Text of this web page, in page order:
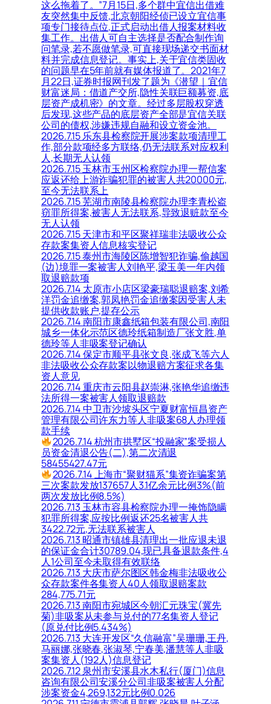
这么拖着了。”7月15日,多个群中宜信出借难
友突然集中反馈,北京朝阳经侦已设立宜信事
项专门接待点位,正式启动出借人报案材料收
集工作。出借人可自主选择是否配合制作询
问笔录,若不愿做笔录,可直接现场递交书面材
料并完成信息登记。事实上,关于宜信类固收
的问题早在5年前就有媒体报道了。2021年7
月22日,证券时报网刊发了题为《潜望｜宜信
财富迷局：借道产交所,隐性关联巨额募资,底
层资产成机密》的文章。经过多层股权穿透
后发现,这些产品的底层资产全部是宜信关联
公司的债权,涉嫌违规自融和设立资金池。
2026.7.15 乐东县检察院开展涉案款项清理工
作,部分款项经多方联络,仍无法联系对应权利
人,长期无人认领
2026.7.15 玉林市玉州区检察院办理一帮信案
应返还给上游诈骗犯罪的被害人共20000元,
至今无法联系上
2026.7.15 芜湖市南陵县检察院办理李青松盗
窃罪所得案,被害人无法联系,导致退赃款至今
无人认领
2026.7.15 天津市和平区聚祥瑞非法吸收公众
存款案集资人信息核实登记
2026.7.15 泰州市海陵区陈增智犯诈骗,偷越国
(边)境罪一案被害人刘艳平,梁玉美一年内领
取退赔款项
2026.7.14 太原市小店区梁豪瑞聪退赔案,刘希
洋罚金追缴案,郭凤艳罚金追缴案因受害人未
提供收款账户,提存公示
2026.7.14 南阳市康鑫纸箱包装有限公司,南阳
城乡一体化示范区德玲纸箱制造厂张文胜,单
德玲等人非吸案登记确认
2026.7.14 保定市顺平县张文良,张成飞等六人
非法吸收公众存款案以物退赔方案征求各集
资人意见
2026.7.14 重庆市云阳县赵崇淋,张艳华追缴违
法所得一案被害人领取退赔款
2026.7.14 中卫市沙坡头区宁夏财富恒昌资产
管理有限公司许东力等人非吸案68人办理领
款手续
2026.7.14 杭州市拱墅区“投融家”案受损人
员资金清退公告(二),第二次清退
58455427.47元
2026.7.14 上海市“聚财猫系”集资诈骗案第
三次案款发放137657人3.1亿余元比例3%(前
两次发放比例8.5%)
2026.7.13 玉林市容县检察院办理一掩饰隐瞒
犯罪所得案,应按比例返还25名被害人共
3422.72元,无法联系被害人
2026.7.13 昭通市镇雄县清理出一批应退未退
的保证金合计30789.04,现已具备退款条件,4
人1公司至今未取得有效联络
2026.7.13 大庆市萨尔图区韩金梅非法吸收公
众存款案件各集资人40人领取退赔案款
284,775.71元
2026.7.13 南阳市宛城区今朝汇元珠宝(冀先
菊)非吸案从未参与兑付的77名集资人登记
(原兑付比例5.434%)
2026.7.13 大连开发区“久信融富”吴珊珊,王丹,
马丽娜,张晓春,张淑琴,宁春美,潘慧等人非吸
案集资人(192人)信息登记
2026.7.12 泉州市安溪县水木私行(厦门)信息
咨询有限公司安溪分公司非吸案被害人分配
涉案资金4,269,132元比例0.026